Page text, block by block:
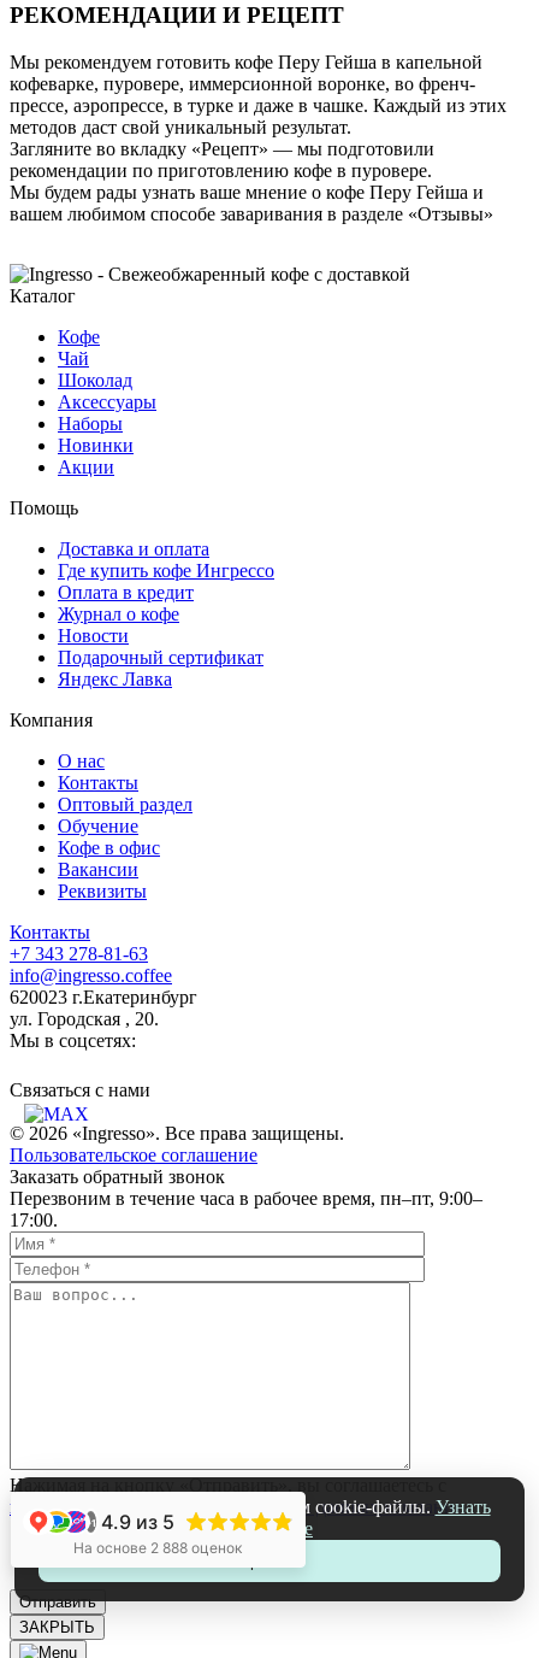
РЕКОМЕНДАЦИИ И РЕЦЕПТ
Мы рекомендуем готовить кофе Перу Гейша в капельной
кофеварке, пуровере, иммерсионной воронке, во френч-
прессе, аэропрессе, в турке и даже в чашке. Каждый из этих
методов даст свой уникальный результат.
Загляните во вкладку «Рецепт» — мы подготовили
рекомендации по приготовлению кофе в пуровере.
Мы будем рады узнать ваше мнение о кофе Перу Гейша и
вашем любимом способе заваривания в разделе «Отзывы»
Каталог
Кофе
Чай
Шоколад
Аксессуары
Наборы
Новинки
Акции
Помощь
Доставка и оплата
Где купить кофе Ингрессо
Оплата в кредит
Журнал о кофе
Новости
Подарочный сертификат
Яндекс Лавка
Компания
О нас
Контакты
Оптовый раздел
Обучение
Кофе в офис
Вакансии
Реквизиты
Контакты
+7 343 278-81-63
info@ingresso.coffee
620023 г.Екатеринбург
ул. Городская , 20.
Мы в соцсетях:
Связаться c нами
© 2026 «Ingresso». Все права защищены.
Пользовательское соглашение
На нашем сайте мы используем cookie-файлы. Узнать
подробнее
Заказать обратный звонок
Перезвоним в течение часа в рабочее время, пн–пт, 9:00–
17:00.
Нажимая на кнопку «Отправить», вы соглашаетесь с
политикой обработки персональных данных компании
ЗАКРЫТЬ
+1 4.9из 5
На основе 2 888 оценок